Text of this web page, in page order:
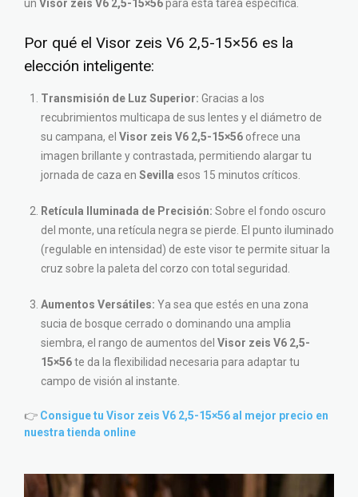
un Visor zeis V6 2,5-15×56para esta tarea específica.
Por qué el Visor zeis V6 2,5-15×56 es la
elección inteligente:
Transmisión de Luz Superior: Gracias a los
recubrimientos multicapa de sus lentes y el diámetro de
su campana, el Visor zeis V6 2,5-15×56 ofrece una
imagen brillante y contrastada, permitiendo alargar tu
jornada de caza en Sevilla esos 15 minutos críticos.
Retícula Iluminada de Precisión: Sobre el fondo oscuro
del monte, una retícula negra se pierde. El punto iluminado
(regulable en intensidad) de este visor te permite situar la
cruz sobre la paleta del corzo con total seguridad.
Aumentos Versátiles: Ya sea que estés en una zona
sucia de bosque cerrado o dominando una amplia
siembra, el rango de aumentos del Visor zeis V6 2,5-
15×56te da la flexibilidad necesaria para adaptar tu
campo de visión al instante.
👉 Consigue tu Visor zeis V6 2,5-15×56 al mejor precio en
nuestra tienda online